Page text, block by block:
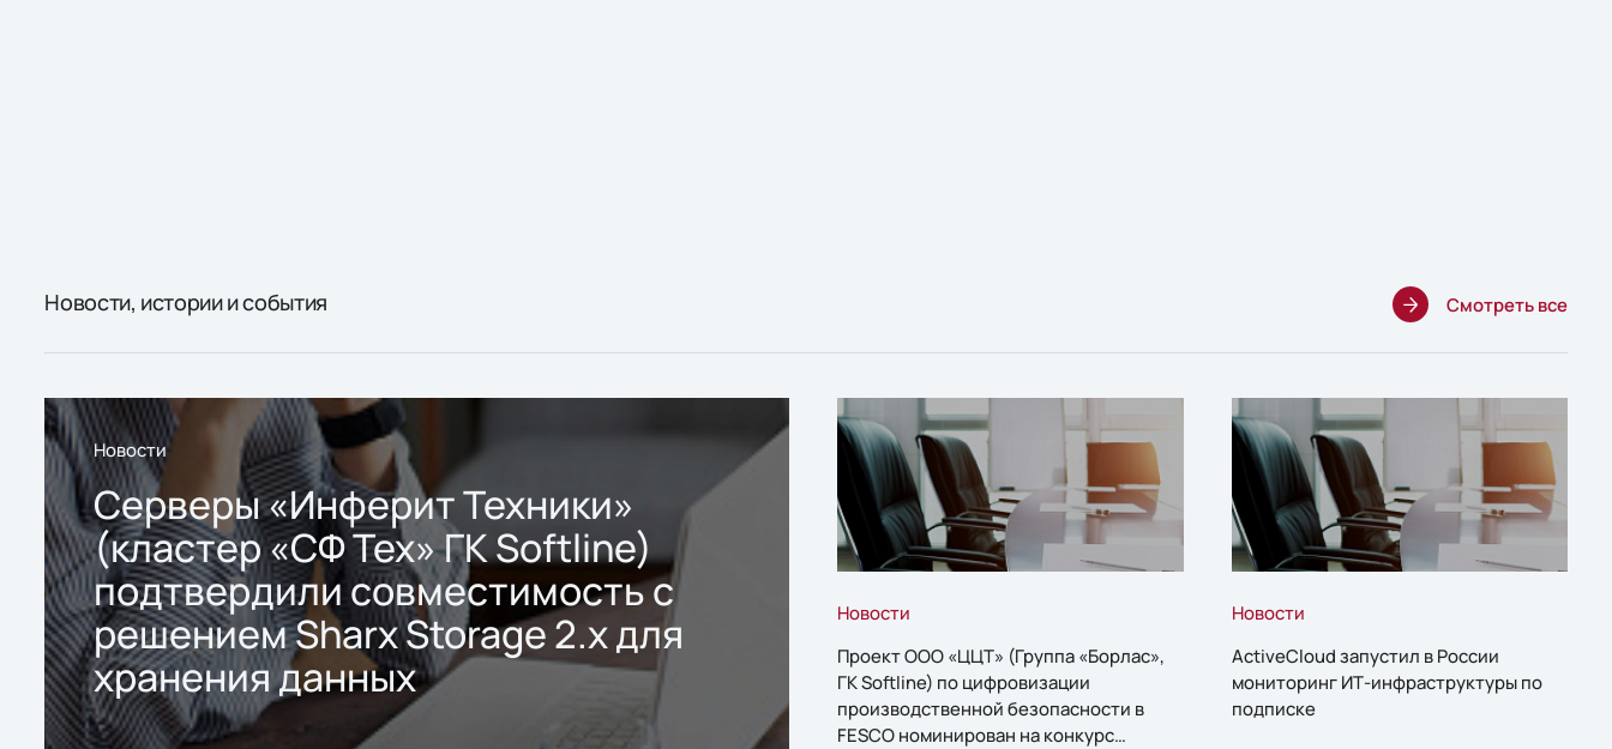
Новости, истории и события Смотреть все
Новости
Серверы «Инферит Техники»
(кластер «СФ Тех» ГК Softline)
подтвердили совместимость с
решением Sharx Storage 2.x для
хранения данных
Новости
Проект ООО «ЦЦТ» (Группа «Борлас»,
ГК Softline) по цифровизации
производственной безопасности в
FESCO номинирован на конкурс
Новости
ActiveCloud запустил в России
мониторинг ИТ-инфраструктуры по
подписке